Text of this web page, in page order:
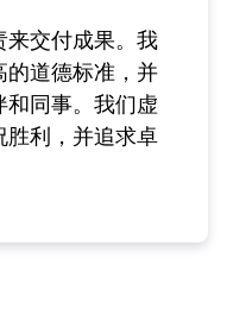
来交付成果。我
的道德标准，并
和同事。我们虚
胜利，并追求卓